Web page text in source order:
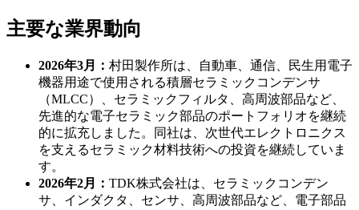
主要な業界動向
2026年3月： 村田製作所は、自動車、通信、民生用電子
機器用途で使用される積層セラミックコンデンサ
（MLCC）、セラミックフィルタ、高周波部品など、
先進的な電子セラミック部品のポートフォリオを継続
的に拡充しました。同社は、次世代エレクトロニクス
を支えるセラミック材料技術への投資を継続していま
す。
2026年2月： TDK株式会社は、セラミックコンデン
サ、インダクタ、センサ、高周波部品など、電子部品